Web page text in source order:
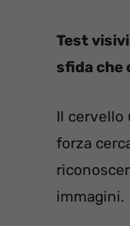
Test
sfida che
Il cervello
forza
immagini.